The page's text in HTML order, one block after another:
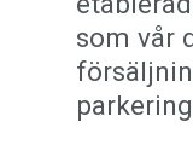
som vår